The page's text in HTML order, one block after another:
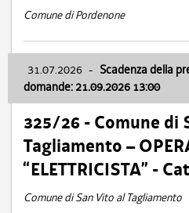
Comune di Pordenone
31.07.2026 - Scadenza della
domande: 21.09.2026 13:00
325/26 - Comune di
Tagliamento –
“ELETTRICISTA” -
Comune di San Vito al Tagliamento